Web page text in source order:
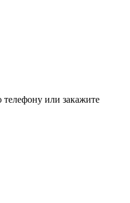
телефону или закажите